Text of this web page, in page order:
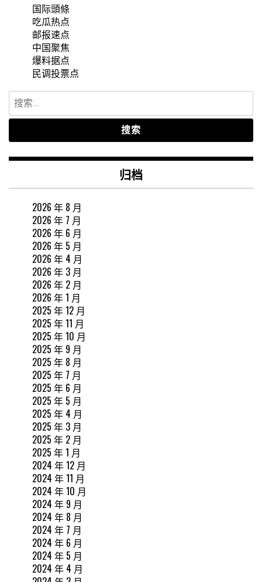
国际頭條
吃瓜热点
邮报速点
中国聚焦
爆料据点
民调投票点
搜
索：
归档
2026 年 8 月
2026 年 7 月
2026 年 6 月
2026 年 5 月
2026 年 4 月
2026 年 3 月
2026 年 2 月
2026 年 1 月
2025 年 12 月
2025 年 11 月
2025 年 10 月
2025 年 9 月
2025 年 8 月
2025 年 7 月
2025 年 6 月
2025 年 5 月
2025 年 4 月
2025 年 3 月
2025 年 2 月
2025 年 1 月
2024 年 12 月
2024 年 11 月
2024 年 10 月
2024 年 9 月
2024 年 8 月
2024 年 7 月
2024 年 6 月
2024 年 5 月
2024 年 4 月